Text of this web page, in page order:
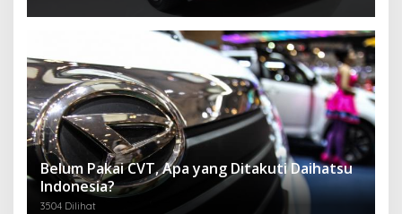
Belum Pakai CVT, Apa yang Ditakuti Daihatsu
Indonesia?
3504 Dilihat